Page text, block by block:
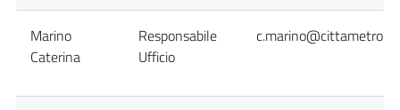
Marino
Caterina
Responsabile
Ufficio